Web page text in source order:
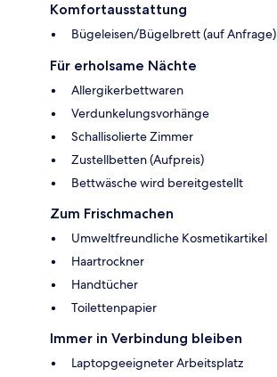
Komfortausstattung
Bügeleisen/Bügelbrett (auf Anfrage)
Für erholsame Nächte
Allergikerbettwaren
Verdunkelungsvorhänge
Schallisolierte Zimmer
Zustellbetten (Aufpreis)
Bettwäsche wird bereitgestellt
Zum Frischmachen
Umweltfreundliche Kosmetikartikel
Haartrockner
Handtücher
Toilettenpapier
Immer in Verbindung bleiben
Laptopgeeigneter Arbeitsplatz